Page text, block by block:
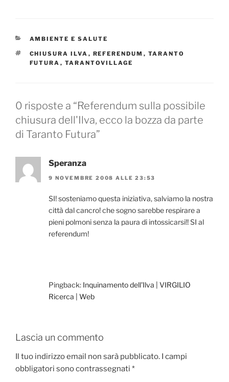
e
b
o
k
o
d
o
l
di
vi
di
CATEGORIE
AMBIENTE E SALUTE
TAG
CHIUSURA ILVA , REFERENDUM , TARANTO
FUTURA , TARANTOVILLAGE
0 risposte a “Referendum sulla possibile
chiusura dell'Ilva, ecco la bozza da parte
di Taranto Futura”
Speranza
9 NOVEMBRE 2008 ALLE 23:53
SI! sosteniamo questa iniziativa, salviamo la nostra
città dal cancro! che sogno sarebbe respirare a
pieni polmoni senza la paura di intossicarsi!! SI al
referendum!
Pingback: Inquinamento dell'Ilva | VIRGILIO
Ricerca | Web
Lascia un commento
Il tuo indirizzo email non sarà pubblicato. I campi
obbligatori sono contrassegnati *